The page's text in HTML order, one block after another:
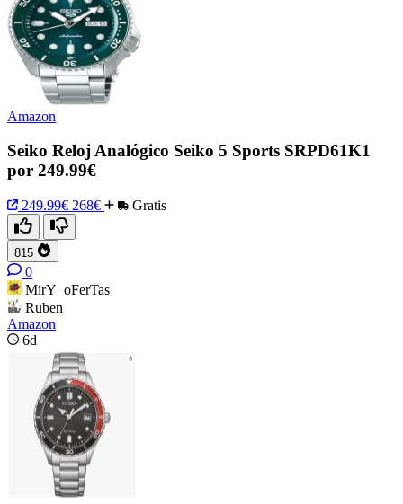
Amazon
Seiko Reloj Analógico Seiko 5 Sports SRPD61K1
por 249.99€
249.99€ 268€ Gratis
815
0
MirY_oFerTas
Ruben
Amazon
6d